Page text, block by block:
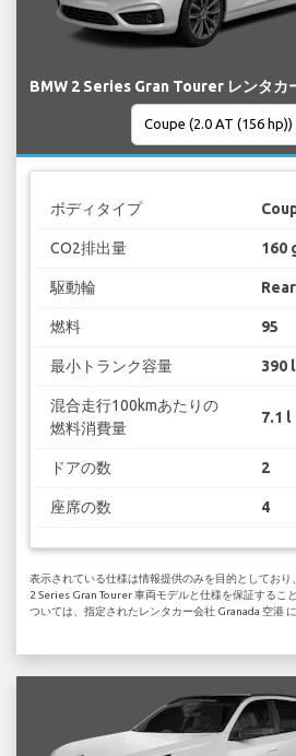
BMW 2 Series Gran Tourer レンタカ
ボディタイプ
CO2排出量 160
駆動輪
燃料 95
最小トランク容量 390 l
混合走行100kmあたりの
燃料消費量
7.1 l
ドアの数 2
座席の数 4
表示されている仕様は情報提供のみを目的としてお
2 Series Gran Tourer 車両モデルと仕様を保証するこ
ついては、指定されたレンタカー会社 Granada 空港